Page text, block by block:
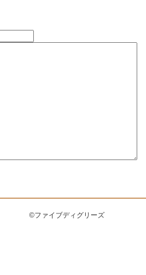
©ファイブディグリーズ